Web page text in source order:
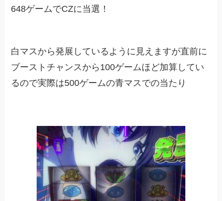
648ゲームでCZに当選！
白マスから発展しているように見えますが直前に
ブーストチャンスから100ゲームほど加算してい
るので実際は500ゲームの青マスでの当たり